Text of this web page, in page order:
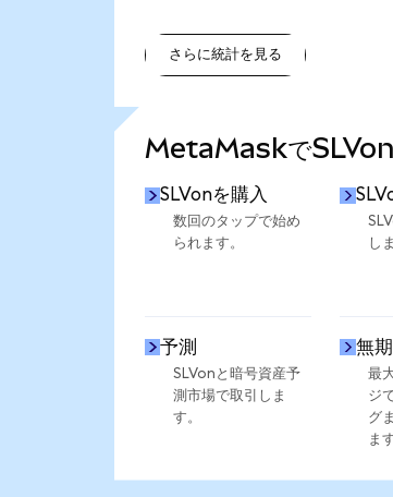
さらに統計を見る
MetaMaskでSLVon
SLVonを購入
数回のタップで始め
られます。
し
予測
SLVonと暗号資産予
測市場で取引しま
す。
無
最
ジ
グ
ま